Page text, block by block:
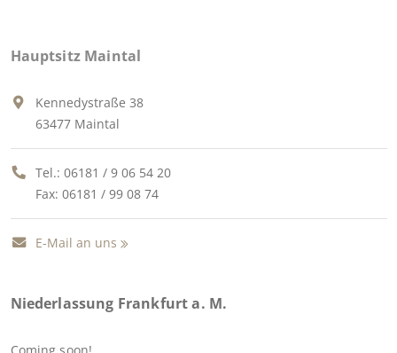
Hauptsitz Maintal
Kennedystraße 38
63477 Maintal
Tel.: 06181 / 9 06 54 20
Fax: 06181 / 99 08 74
E-Mail an uns
Niederlassung Frankfurt a. M.